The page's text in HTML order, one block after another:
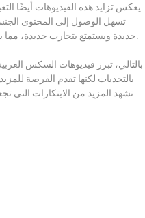
يعكس تزايد هذه الفيديوهات أيضًا
تسهل الوصول إلى المحتوى
جديدة ويستمتع بتجارب جديدة، مما يجعل هذه الظاهرة جزءًا من الثقافة الحديثة.
بالتالي، تبرز فيديوهات السكس
بالتحديات لكنها تقدم الفرصة
نشهد المزيد من الابتكارات التي